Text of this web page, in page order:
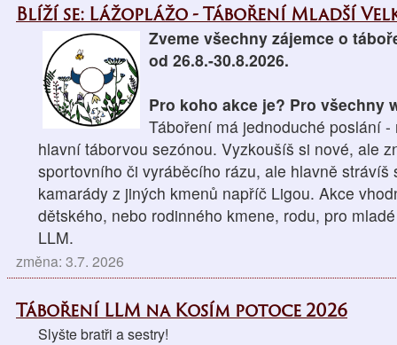
Blíží se: Lážoplážo - Táboření Mladší
Zveme všechny zájemce o
od 26.8.-30.8.2026.
Pro koho akce je? Pro všechny
Táboření má jednoduché poslání
hlavní táborvou sezónou. Vyzkoušíš si nové, ale
sportovního či vyráběcího rázu, ale hlavně strávíš
kamarády z jiných kmenů napříč Ligou. Akce
dětského, nebo rodinného kmene, rodu, pro
LLM.
změna: 3.7. 2026
Táboření LLM na Kosím potoce 2026
Slyšte bratři a sestry!